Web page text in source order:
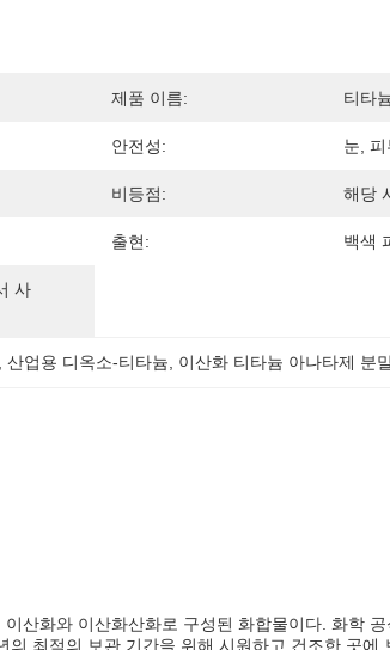
제품 이름: 티타
안전성: 눈,
비등점: 해당
출현: 백색
사
, 산업용 디옥소-티타늄 이산화 티타늄 아나타제 분
산화와 이산화산화로 구성된 화합물이다. 화학
최적의 보관 기간을 위해 시원하고 건조한 곳에